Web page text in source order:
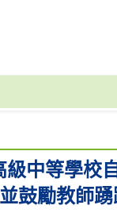
級中等學校
鼓勵教師